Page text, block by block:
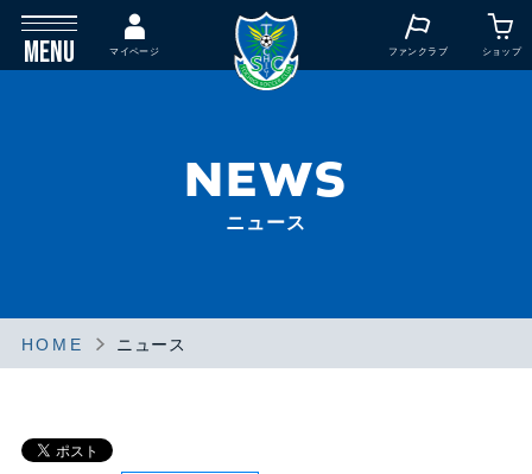
MENU マイページ ファンクラブ ショップ
NEWS
ニュース
HOME ニュース